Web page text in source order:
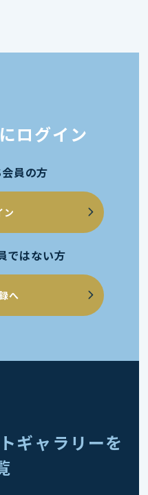
ログイン
員の方
ン
ではない方
へ
ギャラリーを